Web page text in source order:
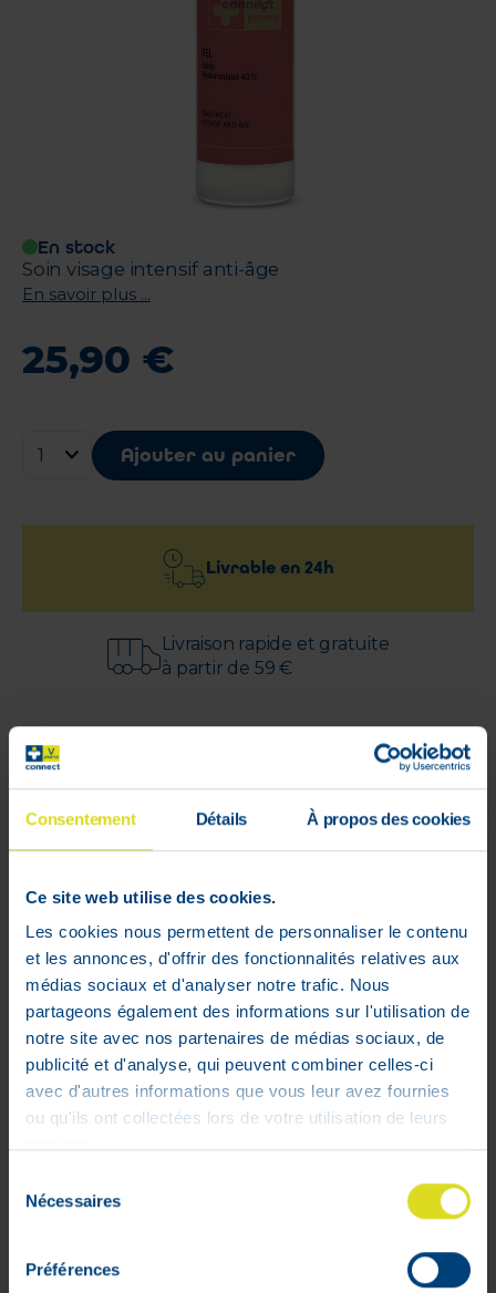
Consentement Détails À propos des cookies
Ce site web utilise des cookies.
Les cookies nous permettent de personnaliser le contenu
et les annonces, d'offrir des fonctionnalités relatives aux
médias sociaux et d'analyser notre trafic. Nous
partageons également des informations sur l'utilisation de
notre site avec nos partenaires de médias sociaux, de
publicité et d'analyse, qui peuvent combiner celles-ci
avec d'autres informations que vous leur avez fournies
ou qu'ils ont collectées lors de votre utilisation de leurs
Nécessaires
Préférences
En stock
Soin visage intensif anti-âge
En savoir plus ...
25,90 €
Ajouter au panier
Livrable en 24h
Livraison rapide et gratuite
à partir de 59 €
Soin en gel à base de micro-fragments
profondeur, remplit les rides et laisse la
peau
compacte, soyeuse et douce
Composition:
Micro-fragments d’Acide hyaluronique,
Vitamine E.
Mon compte